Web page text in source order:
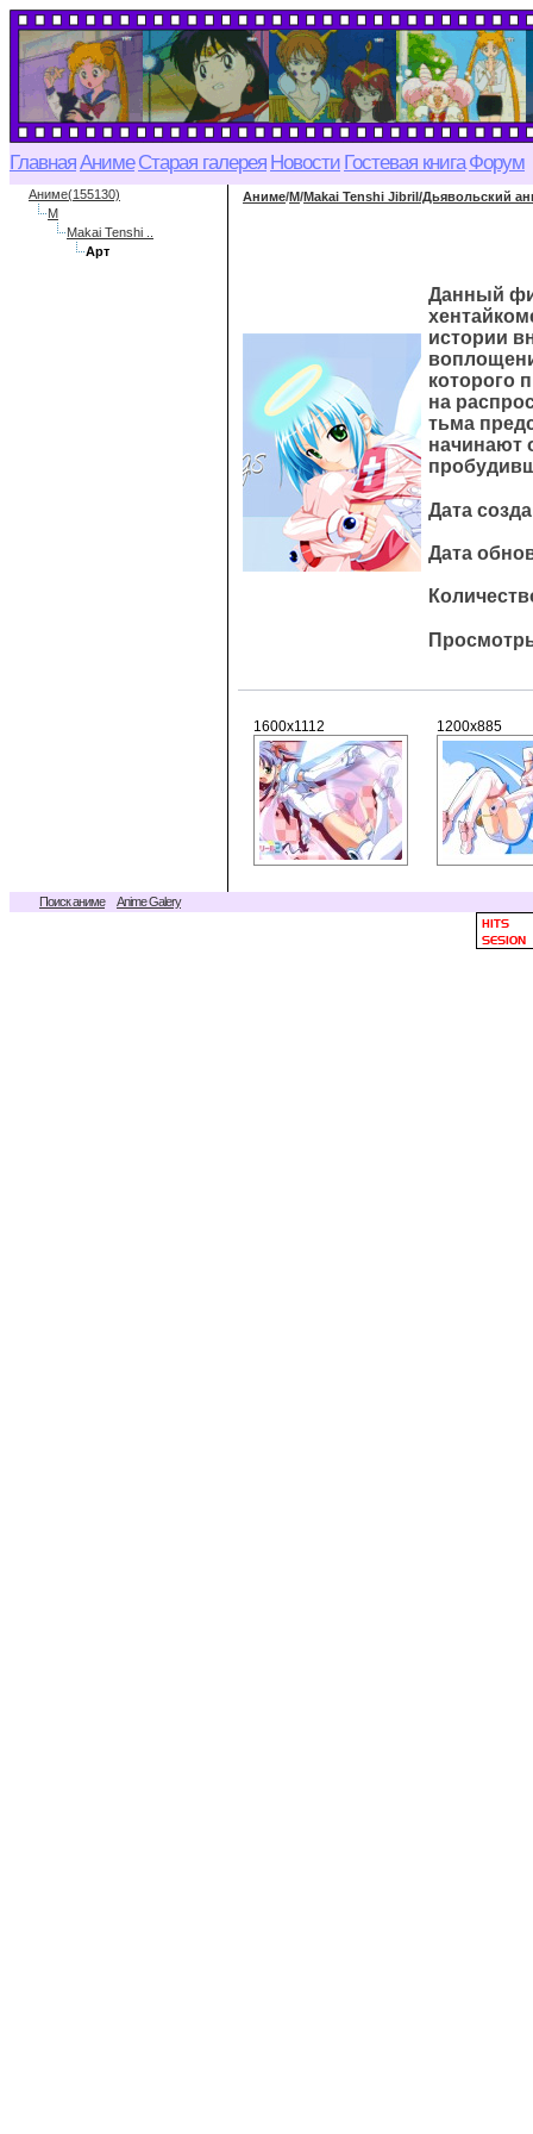
ГлавнаяАниме Старая галерея Новости Гостевая книга Форум
Аниме(155130)
M
Makai Tenshi ..
Арт
Аниме/M/Makai Tenshi Jibril/Дьявольский
Данный
истории
которого
на
тьма
начинают
Дата
Дата
1600x1112 1200x885
Поиск аниме Anime Galery